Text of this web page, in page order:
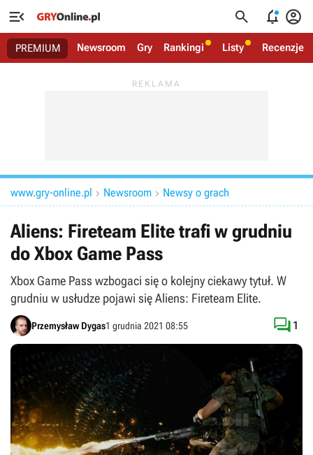
   
PREMIUM Newsroom Gry Rankingi Listy Recenzje
www.gry-online.pl  Newsroom  Newsy o grach
Aliens: Fireteam Elite trafi w grudniu
do Xbox Game Pass
Xbox Game Pass wzbogaci się o kolejny ciekawy tytuł. W
grudniu w usłudze pojawi się Aliens: Fireteam Elite.
Przemysław Dygas1 grudnia 2021 08:55  1